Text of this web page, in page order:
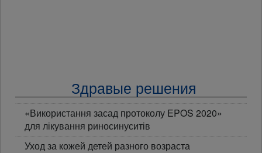
Здравые решения
«Використання засад протоколу EPOS 2020»
для лікування риносинуситів
Уход за кожей детей разного возраста